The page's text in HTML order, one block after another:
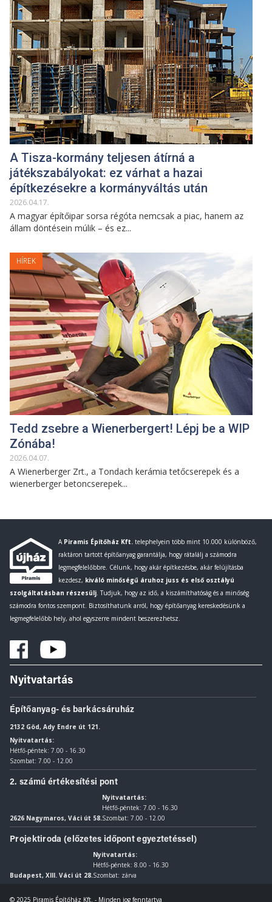
A Tisza-kormány teljesen átírná a
játékszabályokat: ez várhat a hazai
építkezésekre a kormányváltás után
2026.04.17.
A magyar építőipar sorsa régóta nemcsak a piac, hanem az
állam döntésein múlik – és ez...
HÍREK
Tedd zsebre a Wienerbergert! Lépj be a WIP
Zónába!
2026.04.07.
A Wienerberger Zrt., a Tondach kerámia tetőcserepek és a
wienerberger betoncserepek...
A Piramis Építőház Kft. telephelyein több mint 10.000 különböző,
raktáron tartott építőanyag garantálja, hogy rátalálj a számodra
legmegfelelőbbre. Célunk, hogy akár építkezésbe, akár felújításba
kezdesz, kiváló minőségű áruhoz juss és első osztályú
szolgáltatásban részesülj . Tudjuk, hogy az idő, a kiszámíthatóság és a minőség
számodra fontos szempont. Biztosíthatunk arról, hogy építőanyag kereskedésünk a
legmegfelelőbb hely, ahol egyszerre mindent beszerezhetsz.
Nyitvatartás
Építőanyag- és barkácsáruház
2132 Göd, Ady Endre út 121.
Nyitvatartás:
Hétfő-péntek: 7.00 - 16.30
Szombat: 7.00 - 12.00
2. számú értékesítési pont
2626 Nagymaros, Váci út 58.
Nyitvatartás:
Hétfő-péntek: 7.00 - 16.30
Szombat: 7.00 - 12.00
Projektiroda (előzetes időpont egyeztetéssel)
Budapest, XIII. Váci út 28.
Nyitvatartás:
Hétfő-péntek: 8.00 - 16.30
Szombat: zárva
© 2025 Piramis Építőház Kft. - Minden jog fenntartva